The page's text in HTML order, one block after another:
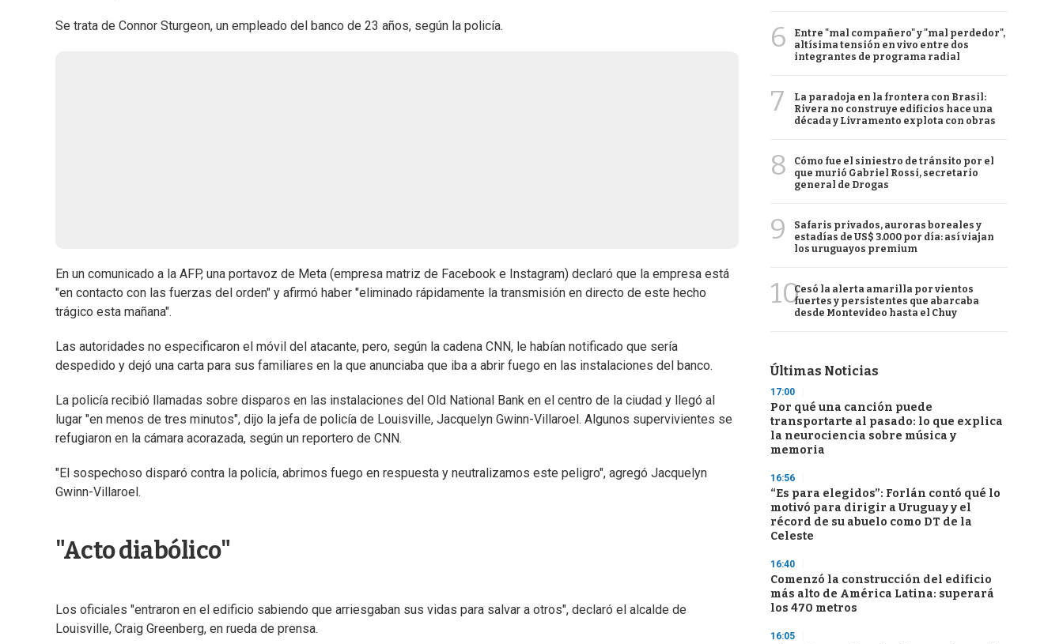
Se trata de Connor Sturgeon, un empleado del banco de 23 años, según la policía.
En un comunicado a la AFP, una portavoz de Meta (empresa matriz de Facebook e Instagram) declaró que la empresa está
"en contacto con las fuerzas del orden" y afirmó haber "eliminado rápidamente la transmisión en directo de este hecho
trágico esta mañana".
Las autoridades no especificaron el móvil del atacante, pero, según la cadena CNN, le habían notificado que sería
despedido y dejó una carta para sus familiares en la que anunciaba que iba a abrir fuego en las instalaciones del banco.
La policía recibió llamadas sobre disparos en las instalaciones del Old National Bank en el centro de la ciudad y llegó al
lugar "en menos de tres minutos", dijo la jefa de policía de Louisville, Jacquelyn Gwinn-Villaroel. Algunos supervivientes se
refugiaron en la cámara acorazada, según un reportero de CNN.
"El sospechoso disparó contra la policía, abrimos fuego en respuesta y neutralizamos este peligro", agregó Jacquelyn
Gwinn-Villaroel.
"Acto diabólico"
Los oficiales "entraron en el edificio sabiendo que arriesgaban sus vidas para salvar a otros", declaró el alcalde de
Louisville, Craig Greenberg, en rueda de prensa.
6
Entre "mal compañero" y "mal perdedor",
altísima tensión en vivo entre dos
integrantes de programa radial
7
La paradoja en la frontera con Brasil:
Rivera no construye edificios hace una
década y Livramento explota con obras
8
Cómo fue el siniestro de tránsito por el
que murió Gabriel Rossi, secretario
general de Drogas
9
Safaris privados, auroras boreales y
estadías de US$ 3.000 por día: así viajan
los uruguayos premium
10Cesó la alerta amarilla por vientos
fuertes y persistentes que abarcaba
desde Montevideo hasta el Chuy
Últimas Noticias
17:00
Por qué una canción puede
transportarte al pasado: lo que explica
la neurociencia sobre música y
memoria
16:56
“Es para elegidos”: Forlán contó qué lo
motivó para dirigir a Uruguay y el
récord de su abuelo como DT de la
Celeste
16:40
Comenzó la construcción del edificio
más alto de América Latina: superará
los 470 metros
16:05